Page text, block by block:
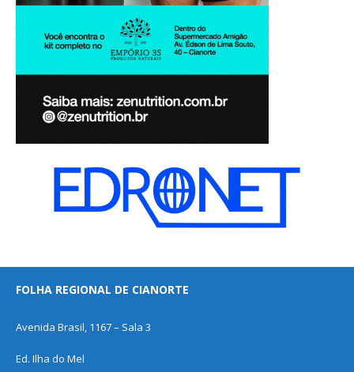
FOLHA REGIONAL DE CIANORTE
Avenida Brasil, 1167 – Sala 3
Ed. Ilha do Mel